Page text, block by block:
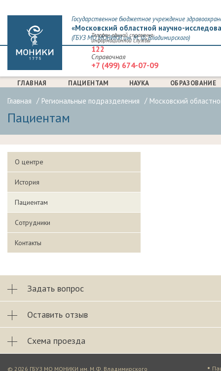
Государственное бюджетное учреждение
«Московский областной научно-
(ГБУЗ МО МОНИКИ им. М. Ф. Владимирского)
Телефон единой справочно-
информационной службы
122
Справочная
+7 (499) 674-07-09
ГЛАВНАЯ ПАЦИЕНТАМ НАУКА ОБРАЗОВАНИЕ
Главная Региональные подразделения Московский
Пациентам
О центре
История
Пациентам
Сотрудники
Контакты
Задать вопрос
Оставить отзыв
Схема проезда
© 2026 ГБУЗ МО МОНИКИ им. М.Ф. Владимирского •